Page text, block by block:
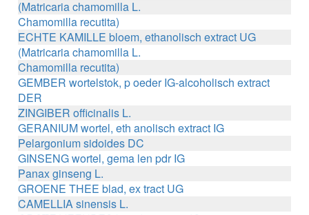
(Matricaria chamomilla L.
Chamomilla recutita)
ECHTE KAMILLE bloem, ethanolisch extract UG
(Matricaria chamomilla L.
Chamomilla recutita)
GEMBER wortelstok, p oeder IG-alcoholisch extract
DER
ZINGIBER officinalis L.
GERANIUM wortel, eth anolisch extract IG
Pelargonium sidoides DC
GINSENG wortel, gema len pdr IG
Panax ginseng L.
GROENE THEE blad, ex tract UG
CAMELLIA sinensis L.